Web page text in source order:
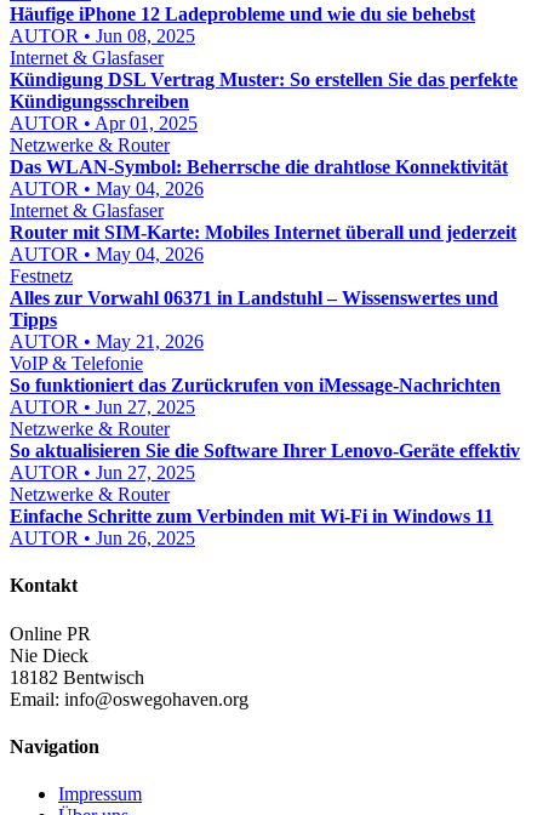
Häufige iPhone 12 Ladeprobleme und wie du sie behebst
AUTOR • Jun 08, 2025
Internet & Glasfaser
Kündigung DSL Vertrag Muster: So erstellen Sie das perfekte
Kündigungsschreiben
AUTOR • Apr 01, 2025
Netzwerke & Router
Das WLAN-Symbol: Beherrsche die drahtlose Konnektivität
AUTOR • May 04, 2026
Internet & Glasfaser
Router mit SIM-Karte: Mobiles Internet überall und jederzeit
AUTOR • May 04, 2026
Festnetz
Alles zur Vorwahl 06371 in Landstuhl – Wissenswertes und
Tipps
AUTOR • May 21, 2026
VoIP & Telefonie
So funktioniert das Zurückrufen von iMessage-Nachrichten
AUTOR • Jun 27, 2025
Netzwerke & Router
So aktualisieren Sie die Software Ihrer Lenovo-Geräte effektiv
AUTOR • Jun 27, 2025
Netzwerke & Router
Einfache Schritte zum Verbinden mit Wi-Fi in Windows 11
AUTOR • Jun 26, 2025
Kontakt
Online PR
Nie Dieck
18182 Bentwisch
Email: info@oswegohaven.org
Navigation
Impressum